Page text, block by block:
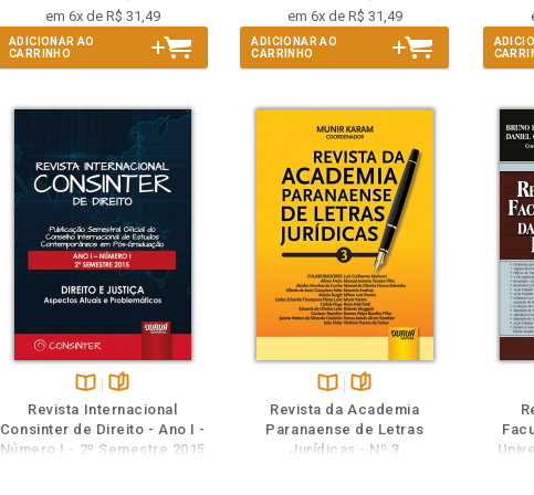
em 6x de R$ 31,49
ADICIONAR AO
CARRINHO
em 6x de R$ 31,49
ADICIONAR AO
CARRINHO
Disponível
na
B.V.
páginas
Revista Internacional
Consinter de Direito - Ano I -
Número I - 2º Semestre 2015
Disponível
na
B.V.
páginas
Revista da Academia
Paranaense de Letras
Jurídicas - Nº 3